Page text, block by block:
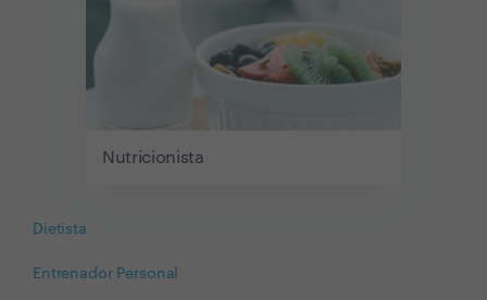
Nutricionista
Dietista
Entrenador Personal